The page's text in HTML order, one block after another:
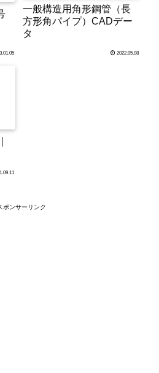
一般構造用角形鋼管（長
方形角パイプ）CADデー
タ
2022.05.08
ポンサーリンク